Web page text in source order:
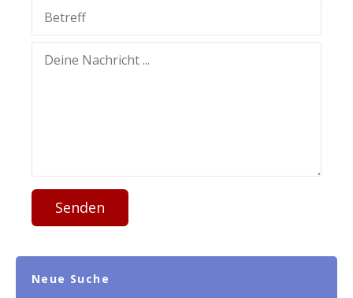
Senden
Neue Suche